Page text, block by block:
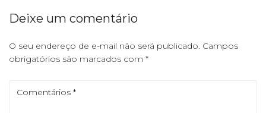
Deixe um comentário
O seu endereço de e-mail não será publicado. Campos
obrigatórios são marcados com *